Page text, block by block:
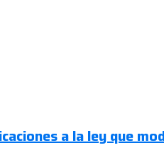
a la ley que